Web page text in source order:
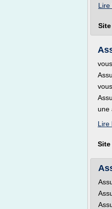
Lire
une
Lire
Site